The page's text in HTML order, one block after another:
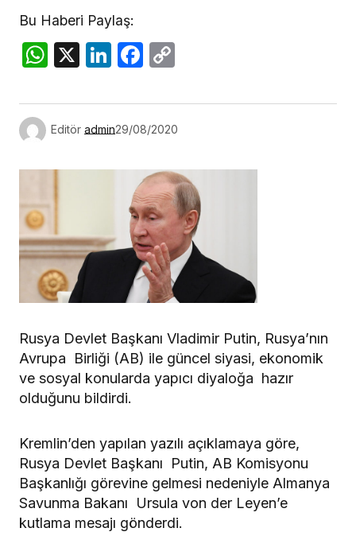
Bu Haberi Paylaş:
WhatsApp
X LinkedIn
Facebook
Editör admin29/08/2020
Rusya Devlet Başkanı Vladimir Putin, Rusya’nın
Avrupa Birliği (AB) ile güncel siyasi, ekonomik
ve sosyal konularda yapıcı diyaloğa hazır
olduğunu bildirdi.
Kremlin’den yapılan yazılı açıklamaya göre,
Rusya Devlet Başkanı Putin, AB Komisyonu
Başkanlığı görevine gelmesi nedeniyle Almanya
Savunma Bakanı Ursula von der Leyen’e
kutlama mesajı gönderdi.